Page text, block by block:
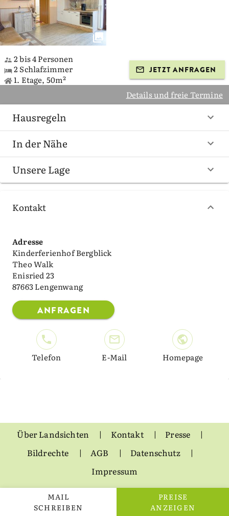
MAIL
SCHREIBEN
PREISE
ANZEIGEN
2 bis 4 Personen
2 Schlafzimmer
1. Etage, 50m²
JETZT ANFRAGEN
Details und freie Termine
Hausregeln
In der Nähe
Unsere Lage
Kontakt
Adresse
Kinderferienhof Bergblick
Theo Walk
Enisried 23
87663 Lengenwang
ANFRAGEN
Telefon E-Mail Homepage
Über Landsichten Kontakt
Presse
Bildrechte
AGB
Datenschutz
Impressum